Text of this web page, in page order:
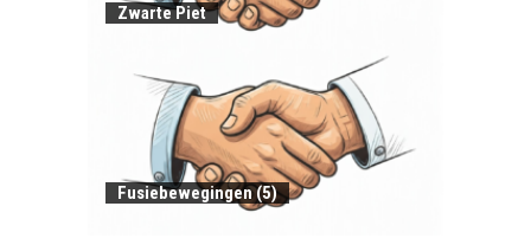
Zwarte Piet
Fusiebewegingen (5)